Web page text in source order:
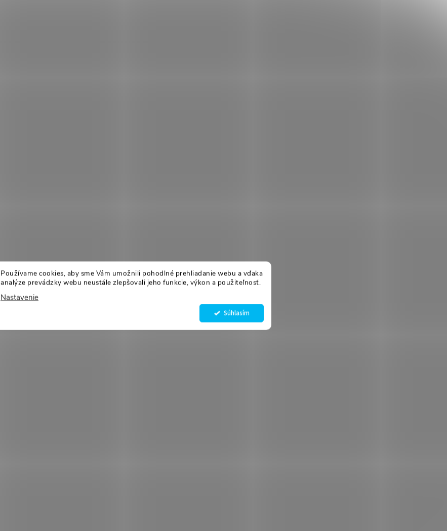
Používame cookies, aby sme Vám umožnili pohodlné prehliadanie webu a vďaka
analýze prevádzky webu neustále zlepšovali jeho funkcie, výkon a použiteľnosť.
Nastavenie
Súhlasím